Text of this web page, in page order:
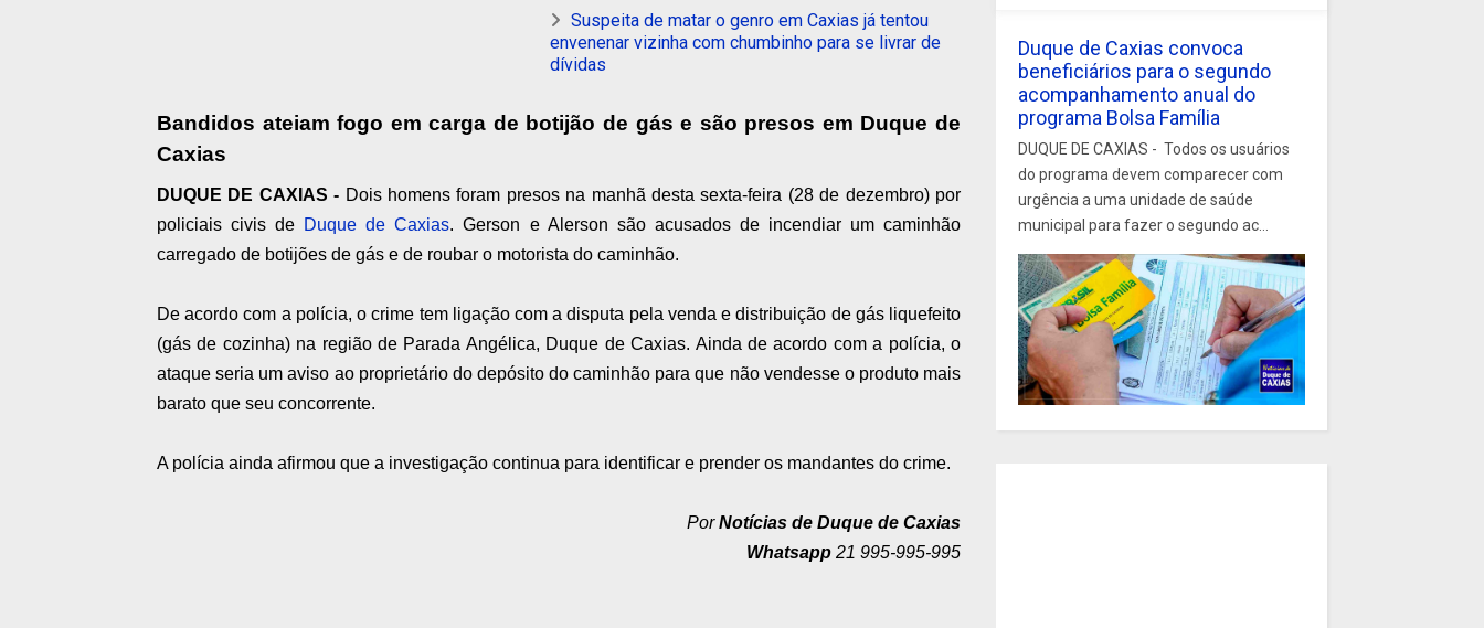
Suspeita de matar o genro em Caxias já tentou
envenenar vizinha com chumbinho para se livrar de
dívidas
Bandidos ateiam fogo em carga de botijão de gás e são presos em Duque de
Caxias
DUQUE DE CAXIAS - Dois homens foram presos na manhã desta sexta-feira (28 de dezembro) por
policiais civis de Duque de Caxias. Gerson e Alerson são acusados de incendiar um caminhão
carregado de botijões de gás e de roubar o motorista do caminhão.
De acordo com a polícia, o crime tem ligação com a disputa pela venda e distribuição de gás liquefeito
(gás de cozinha) na região de Parada Angélica, Duque de Caxias. Ainda de acordo com a polícia, o
ataque seria um aviso ao proprietário do depósito do caminhão para que não vendesse o produto mais
barato que seu concorrente.
A polícia ainda afirmou que a investigação continua para identificar e prender os mandantes do crime.
PorNotícias de Duque de Caxias
Whatsapp 21 995-995-995
Duque de Caxias convoca
beneficiários para o segundo
acompanhamento anual do
programa Bolsa Família
DUQUE DE CAXIAS - Todos os usuários
do programa devem comparecer com
urgência a uma unidade de saúde
municipal para fazer o segundo ac...